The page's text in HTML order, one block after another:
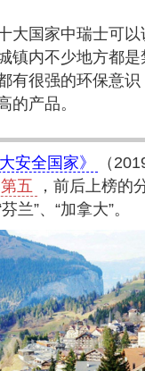
大国家中瑞士可以
镇内不少地方都
有很强的环保意
的产品。
安全国家》
（
第五
，前后上榜的
兰”、“加拿大”。